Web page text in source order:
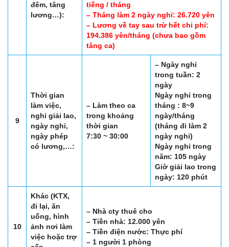
đêm, tăng
lương…):
tiếng / tháng
– Tháng làm 2 ngày nghỉ: 26.720 yên
– Lương về tay sau trừ hết chi phí:
194.386 yên/tháng (chưa bao gồm
tăng ca)
9
Thời gian
làm việc,
nghỉ giải lao,
ngày nghỉ,
ngày phép
có lương,…:
– Làm theo ca
trong khoảng
thời gian
7:30 ~ 30:00
– Ngày nghỉ
trong tuần: 2
ngày
Ngày nghỉ trong
tháng : 8~9
ngày/tháng
(tháng đi làm 2
ngày nghỉ)
Ngày nghỉ trong
năm: 105 ngày
Giờ giải lao trong
ngày: 120 phút
10
Khác (KTX,
đi lại, ăn
uống, hình
ảnh nơi làm
việc hoặc trợ
– Nhà cty thuê cho
– Tiền nhà: 12.000 yên
– Tiền điện nước: Thực phí
– 1 người 1 phòng